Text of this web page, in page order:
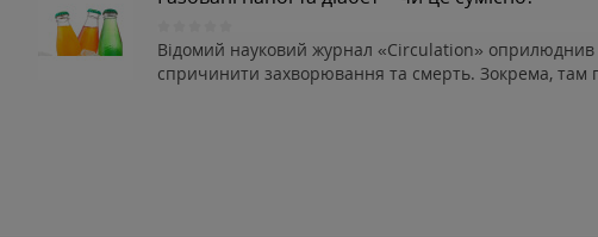
Відомий науковий журнал «Circulation» оприлюднив
спричинити захворювання та смерть. Зокрема, там